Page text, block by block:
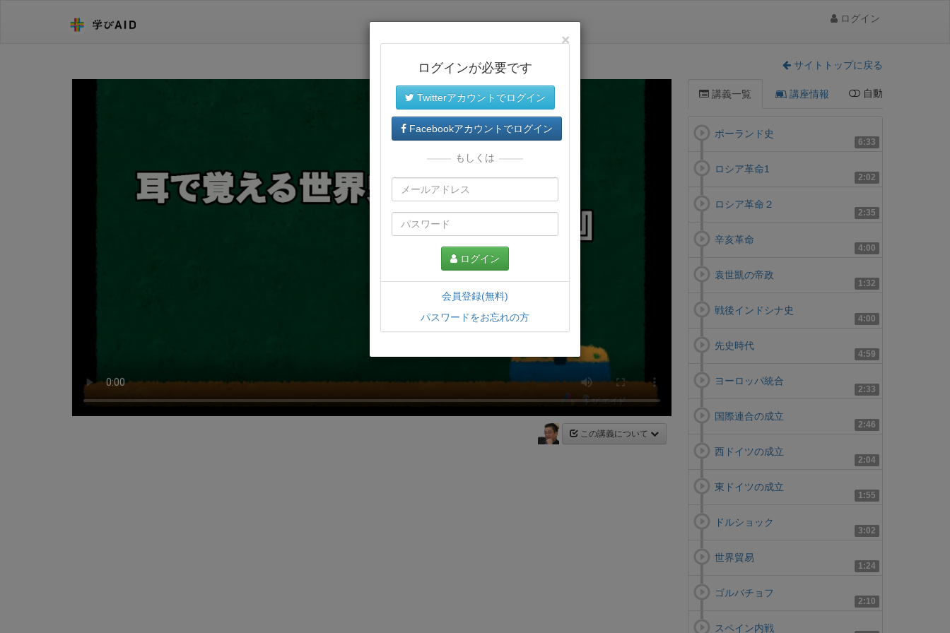
ログイン
サイトトップに戻る
この講義について
講義一覧 講座情報 自動
6:33
ポーランド史
2:02
ロシア革命1
2:35
ロシア革命２
4:00
辛亥革命
1:32
袁世凱の帝政
4:00
戦後インドシナ史
4:59
先史時代
2:33
ヨーロッパ統合
2:46
国際連合の成立
2:04
西ドイツの成立
1:55
東ドイツの成立
3:02
ドルショック
1:24
世界貿易
2:10
ゴルバチョフ
スペイン内戦
×
ログインが必要です
Twitterアカウントでログイン
Facebookアカウントでログイン
もしくは
ログイン
会員登録(無料)
パスワードをお忘れの方